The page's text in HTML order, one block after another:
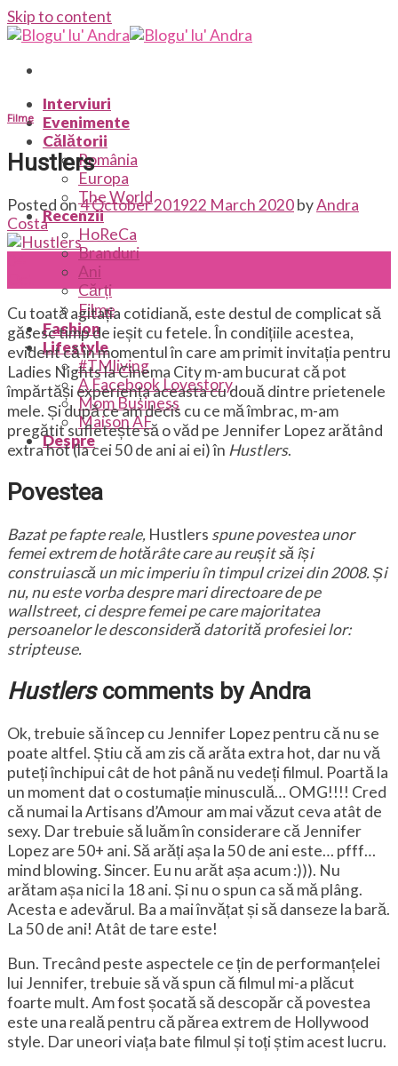
Skip to content
Interviuri
Evenimente
Călătorii
România
Europa
The World
Recenzii
HoReCa
Branduri
Ani
Cărți
Filme
Fashion
Lifestyle
#TMliving
A Facebook Lovestory
Mom Business
Maison AF
Despre
Filme
Hustlers
Posted on4 October 201922 March 2020byAndra
Costa
Cu toată agitația cotidiană, este destul de complicat să
găsesc timp de ieșit cu fetele. În condițiile acestea,
evident că în momentul în care am primit invitația pentru
Ladies Nights la Cinema City m-am bucurat că pot
împărtăși experiența aceasta cu două dintre prietenele
mele. Și după ce am decis cu ce mă îmbrac, m-am
pregătit sufletește să o văd pe Jennifer Lopez arătând
extra hot (la cei 50 de ani ai ei) în Hustlers.
Povestea
Bazat pe fapte reale, Hustlers spune povestea unor
femei extrem de hotărâte care au reușit să își
construiască un mic imperiu în timpul crizei din 2008. Și
nu, nu este vorba despre mari directoare de pe
wallstreet, ci despre femei pe care majoritatea
persoanelor le desconsideră datorită profesiei lor:
stripteuse.
Hustlers comments by Andra
Ok, trebuie să încep cu Jennifer Lopez pentru că nu se
poate altfel. Știu că am zis că arăta extra hot, dar nu vă
puteți închipui cât de hot până nu vedeți filmul. Poartă la
un moment dat o costumație minusculă… OMG!!!! Cred
că numai la Artisans d’Amour am mai văzut ceva atât de
sexy. Dar trebuie să luăm în considerare că Jennifer
Lopez are 50+ ani. Să arăți așa la 50 de ani este… pfff…
mind blowing. Sincer. Eu nu arăt așa acum :))). Nu
arătam așa nici la 18 ani. Și nu o spun ca să mă plâng.
Acesta e adevărul. Ba a mai învățat și să danseze la bară.
La 50 de ani! Atât de tare este!
Bun. Trecând peste aspectele ce țin de performanțelei
lui Jennifer, trebuie să vă spun că filmul mi-a plăcut
foarte mult. Am fost șocată să descopăr că povestea
este una reală pentru că părea extrem de Hollywood
style. Dar uneori viața bate filmul și toți știm acest lucru.